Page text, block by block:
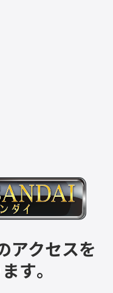
アクセスを
す。